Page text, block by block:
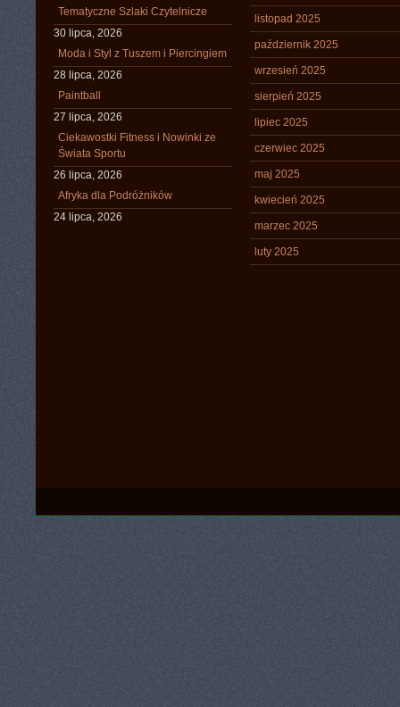
Tematyczne Szlaki Czytelnicze
30 lipca, 2026
Moda i Styl z Tuszem i Piercingiem
28 lipca, 2026
Paintball
27 lipca, 2026
Ciekawostki Fitness i Nowinki ze
Świata Sportu
26 lipca, 2026
Afryka dla Podróżników
24 lipca, 2026
listopad 2025
październik 2025
wrzesień 2025
sierpień 2025
lipiec 2025
czerwiec 2025
maj 2025
kwiecień 2025
marzec 2025
luty 2025